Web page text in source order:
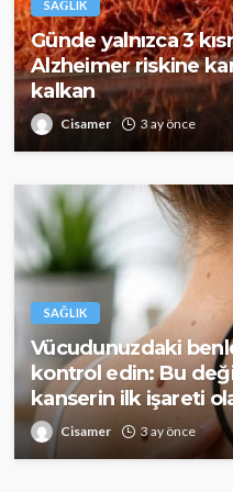
SAĞLIK
Günde yalnızca 3
Alzheimer riskine
kalkan
Cisamer 3 ay önce
SAĞLIK
Vücudunuzdaki
kontrol edin: Bu
kanserin ilk işareti
Cisamer 3 ay önce
395
SAĞLIK
Cisamer 3